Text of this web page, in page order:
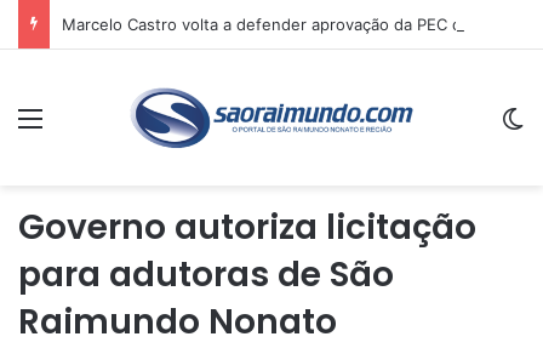
Menu
Governo autoriza licitação
para adutoras de São
Raimundo Nonato